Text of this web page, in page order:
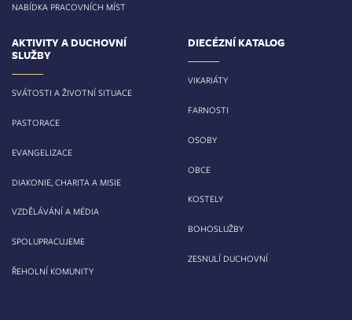
NABÍDKA PRACOVNÍCH MÍST
AKTIVITY A DUCHOVNÍ
SLUŽBY
SVÁTOSTI A ŽIVOTNÍ SITUACE
PASTORACE
EVANGELIZACE
DIAKONIE, CHARITA A MISIE
VZDĚLÁVÁNÍ A MÉDIA
SPOLUPRACUJEME
ŘEHOLNÍ KOMUNITY
DIECÉZNÍ KATALOG
VIKARIÁTY
FARNOSTI
OSOBY
OBCE
KOSTELY
BOHOSLUŽBY
ZESNULÍ DUCHOVNÍ